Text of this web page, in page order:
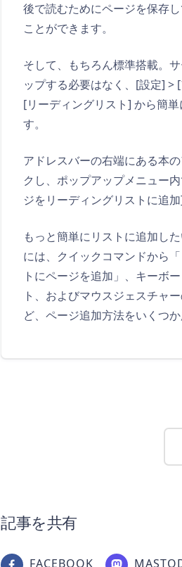
後で読むためにページを保存
ことができます。
そして、もちろん標準搭載。
ップする必要はなく、[設定] >
[リーディングリスト] から簡
す。
アドレスバーの右端にある本
クし、ポップアップメニュー
ジをリーディングリストに追加
もっと簡単にリストに追加し
には、クイックコマンドから
トにページを追加」、キーボ
ト、およびマウスジェスチャ
ど、ページ追加方法をいくつか
記事を共有
FACEBOOK